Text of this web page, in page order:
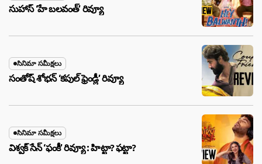
సుహాస్ ‘హే బలవంత్’ రివ్యూ
సినిమా సమీక్షలు
సంతోష్ శోభన్ ‘కపుల్ ఫ్రెండ్లీ’ రివ్యూ
సినిమా సమీక్షలు
విశ్వక్ సేన్ ‘ఫంకీ’ రివ్యూ : హిట్టా? ఫట్టా?